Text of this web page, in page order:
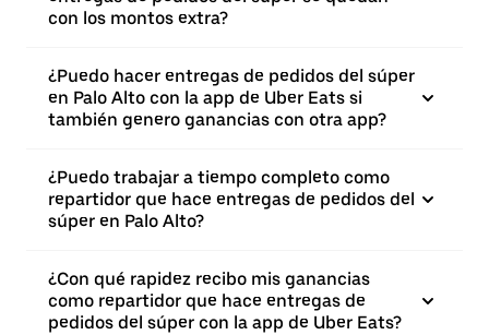
con los montos extra?
¿Puedo hacer entregas de pedidos del súper
en Palo Alto con la app de Uber Eats si
también genero ganancias con otra app?
¿Puedo trabajar a tiempo completo como
repartidor que hace entregas de pedidos del
súper en Palo Alto?
¿Con qué rapidez recibo mis ganancias
como repartidor que hace entregas de
pedidos del súper con la app de Uber Eats?